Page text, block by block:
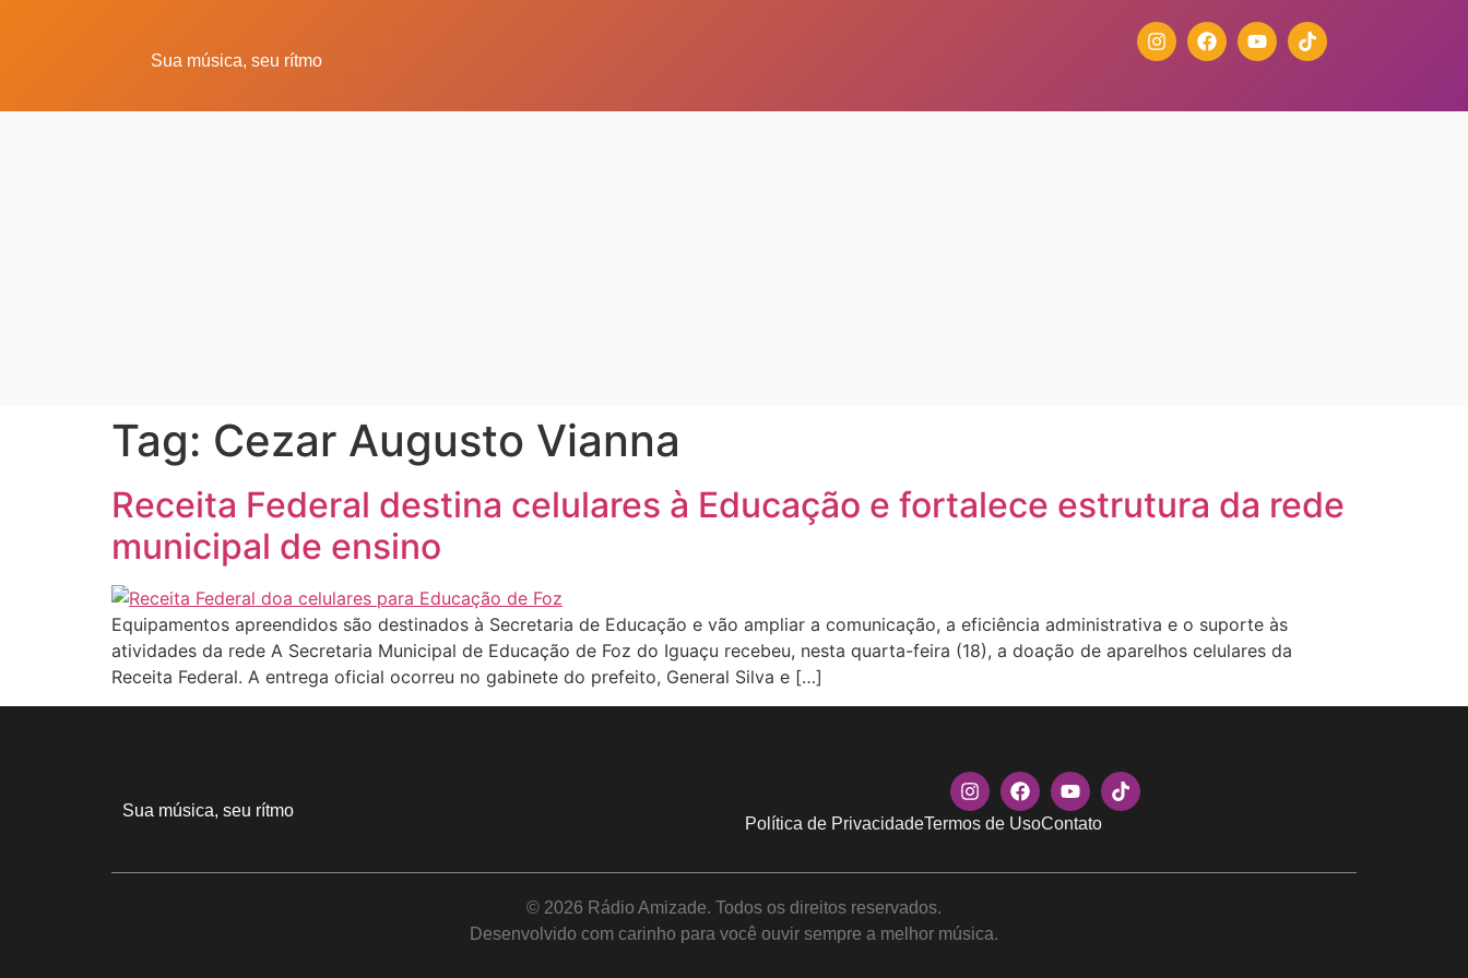
Sua música, seu rítmo
Tag: Cezar Augusto Vianna
Receita Federal destina celulares à Educação e fortalece estrutura da rede
municipal de ensino
Equipamentos apreendidos são destinados à Secretaria de Educação e vão ampliar a comunicação, a eficiência administrativa e o suporte às
atividades da rede A Secretaria Municipal de Educação de Foz do Iguaçu recebeu, nesta quarta-feira (18), a doação de aparelhos celulares da
Receita Federal. A entrega oficial ocorreu no gabinete do prefeito, General Silva e […]
Sua música, seu rítmo
Política de PrivacidadeTermos de UsoContato
© 2026 Rádio Amizade. Todos os direitos reservados.
Desenvolvido com carinho para você ouvir sempre a melhor música.